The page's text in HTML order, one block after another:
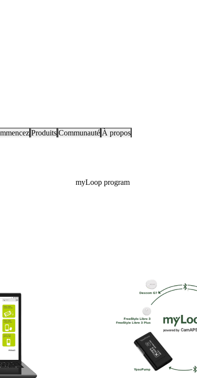
Produits Communauté À propos
myLoop program